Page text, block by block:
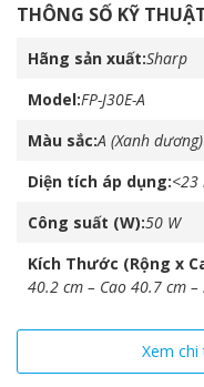
Máy lọc không khí
thấp – trung bình
gió 60 – 120 – 180
Người dùng tùy chọn
phòng có diện tích nhỏ
Tuổi thọ bộ lọc lên đến 2
THÔNG SỐ KỸ
Hãng sản xuất Sharp
Model FP-J30E-A
Màu sắc A (Xanh dương)
Diện tích áp dụng <23
Công suất (W) 50 W
Kích Thước (Rộng x
40.2 cm – Cao 40.7 cm –
Xem